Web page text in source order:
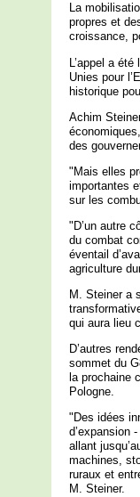
La
propres et
croissance,
L’appel a
Unies pour
historique
Achim
des
"Mais elles
importantes
sur les
"D’un autre
du combat
éventail
agriculture
M. Steiner a
qui aura lieu
D’autres
sommet du
la prochaine
Pologne.
"Des idées
d’expansion
allant
machines,
ruraux et
M. Steiner.